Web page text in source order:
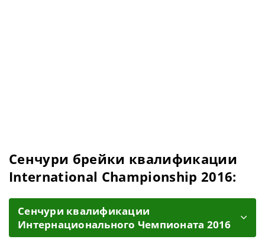
Сенчури брейки квалификации
International Championship 2016:
Cенчури квалификации
Интернационального Чемпионата 2016